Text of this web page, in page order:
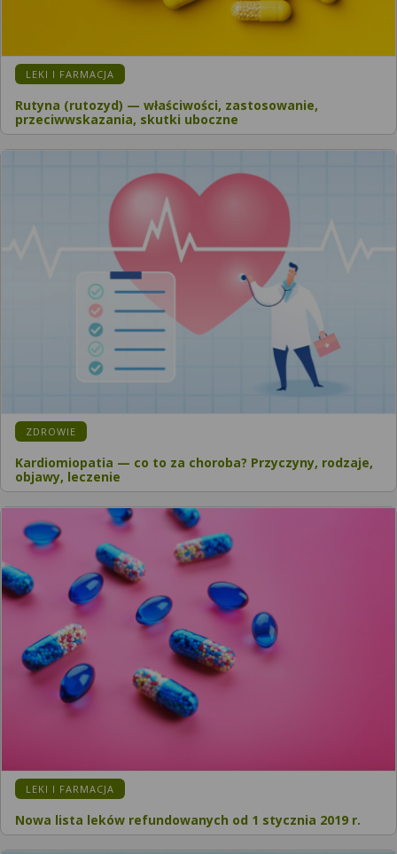
LEKI I FARMACJA
Rutyna (rutozyd) — właściwości, zastosowanie,
przeciwwskazania, skutki uboczne
ZDROWIE
Kardiomiopatia — co to za choroba? Przyczyny, rodzaje,
objawy, leczenie
LEKI I FARMACJA
Nowa lista leków refundowanych od 1 stycznia 2019 r.